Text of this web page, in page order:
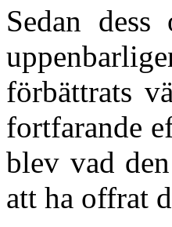
Sedan
förbättrats
fortfarande
blev vad
att ha offrat